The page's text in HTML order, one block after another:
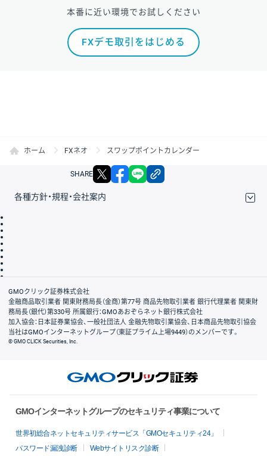
本番に近い環境でお試しください
FXデモ取引をはじめる
ホーム FXネオ スワップポイントカレンダー
SHARE X facebook
各種方針・規程・会社案内
会社案内
GMOクリック証券株式会社
金融商品取引業者 関東財務局長（金商）第77号 商品先物取引業者 銀行代理業者 関東財
務局長（銀代）第330号 所属銀行：GMOあおぞらネット銀行株式会社
加入協会：日本証券業協会、一般社団法人 金融先物取引業協会、日本商品先物取引協会
当社はGMOインターネットグループ（東証プライム上場9449）のメンバーです。
© GMO CLICK Securities, Inc.
GMOインターネットグループのセキュリティ事業について
世界初総合ネットセキュリティサービス「GMOセキュリティ24」
パスワード漏洩診断
Webサイトリスク診断